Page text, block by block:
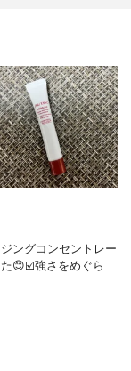
ングコンセントレー
😊☑️強さをめぐら